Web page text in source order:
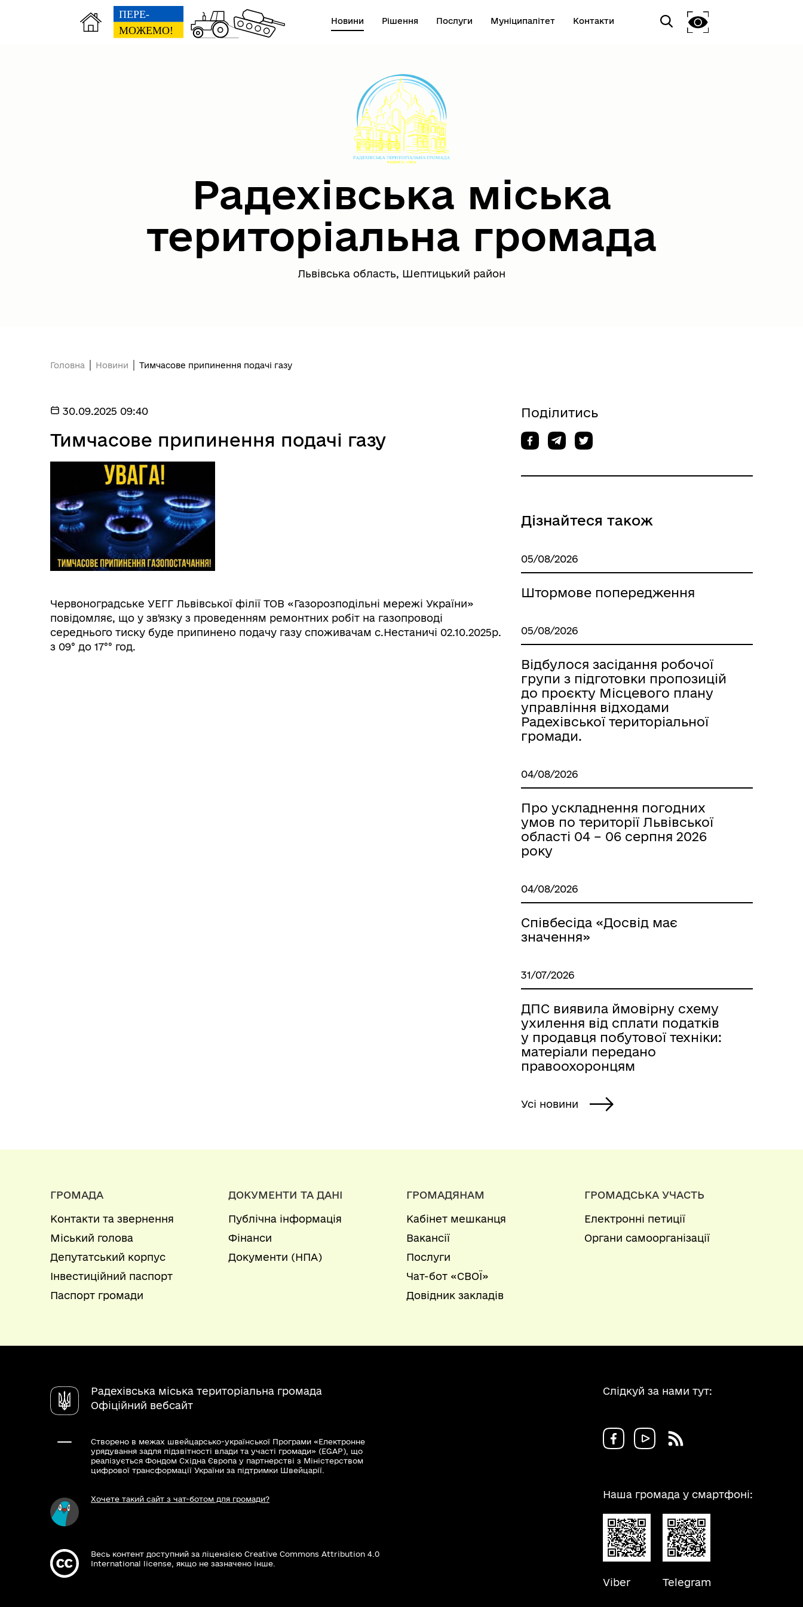
Новини Рішення Послуги Муніципалітет Контакти
Радехівська міська
територіальна громада
Львівська область, Шептицький район
Головна Новини Тимчасове припинення подачі газу
30.09.2025 09:40
Тимчасове припинення подачі газу
Червоноградське УЕГГ Львівської філії ТОВ «Газорозподільні мережі України»
повідомляє, що у звʼязку з проведенням ремонтних робіт на газопроводі
середнього тиску буде припинено подачу газу споживачам с.Нестаничі 02.10.2025р.
з 09° до 17°° год.
Поділитись
Дізнайтеся також
05/08/2026
Штормове попередження
05/08/2026
Відбулося засідання робочої
групи з підготовки пропозицій
до проєкту Місцевого плану
управління відходами
Радехівської територіальної
громади.
04/08/2026
Про ускладнення погодних
умов по території Львівської
області 04 – 06 серпня 2026
року
04/08/2026
Співбесіда «Досвід має
значення»
31/07/2026
ДПС виявила ймовірну схему
ухилення від сплати податків
у продавця побутової техніки:
матеріали передано
правоохоронцям
Усі новини
ГРОМАДА
Контакти та звернення
Міський голова
Депутатський корпус
Інвестиційний паспорт
Паспорт громади
ДОКУМЕНТИ ТА ДАНІ
Публічна інформація
Фінанси
Документи (НПА)
ГРОМАДЯНАМ
Кабінет мешканця
Вакансії
Послуги
Чат-бот «СВОЇ»
Довідник закладів
ГРОМАДСЬКА УЧАСТЬ
Електронні петиції
Органи самоорганізації
Радехівська міська територіальна громада
Офіційний вебсайт
Створено в межах швейцарсько-української Програми «Електронне
урядування задля підзвітності влади та участі громади» (EGAP), що
реалізується Фондом Східна Європа у партнерстві з Міністерством
цифрової трансформації України за підтримки Швейцарії.
Хочете такий сайт з чат-ботом для громади?
Весь контент доступний за ліцензією Creative Commons Attribution 4.0
International license, якщо не зазначено інше.
Слідкуй за нами тут:
Наша громада у смартфоні:
Viber Telegram